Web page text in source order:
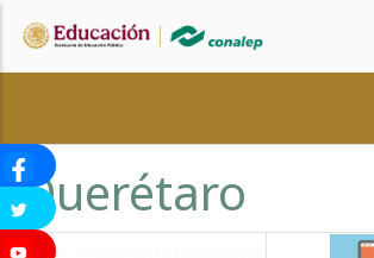
contenido
Querétaro